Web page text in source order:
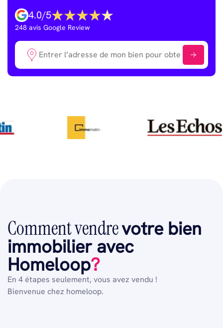
4.0/5
248 avis Google Review
Comment vendrevotre bien
immobilier avec
Homeloop?
En 4 étapes seulement, vous avez vendu !
Bienvenue chez homeloop.